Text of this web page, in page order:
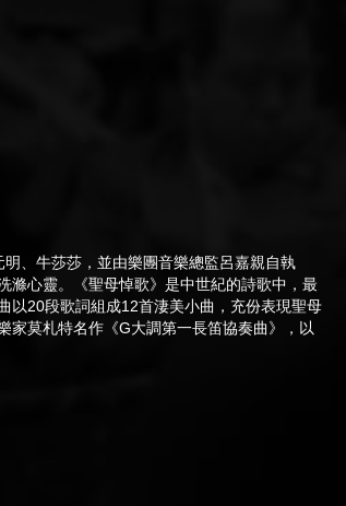
、牛莎莎，並由樂團音樂總監呂嘉親自執
滌心靈。《聖母悼歌》是中世紀的詩歌中，最
以20段歌詞組成12首淒美小曲，充份表現聖母
家莫札特名作《G大調第一長笛協奏曲》，以